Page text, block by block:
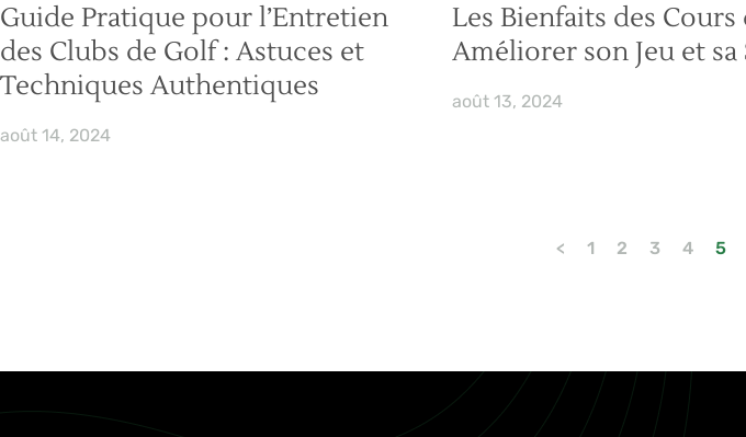
Guide Pratique pour l’Entretien
des Clubs de Golf : Astuces et
Techniques Authentiques
août 14, 2024
Les Bienfaits des Cours
Améliorer son Jeu et sa
août 13, 2024
< 1 2 3 4 5